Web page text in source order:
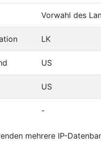
Vorwahl des
LK
US
US
-
mehrere IP-